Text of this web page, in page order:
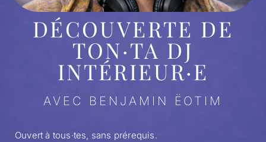
DÉCOUVERTE DE
TON·TA DJ
INTÉRIEUR·E
AVEC BENJAMIN ËOTIM
Ouvert à tous·tes, sans prérequis.